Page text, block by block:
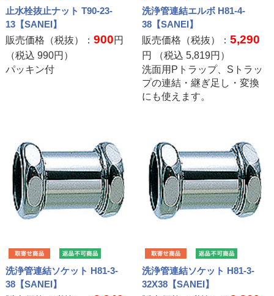
止水栓抜止ナット T90-23-
13【SANEI】
販売価格（税抜）： 900円
（税込 990円）
パッキン付
洗浄管連結エルボ H81-4-
38【SANEI】
販売価格（税抜）：5,290
円 （税込5,819円）
洗面用Pトラップ、Sトラッ
プの連結・継ぎ足し・変換
にも使えます。
洗浄管連結ソケット H81-3-
38【SANEI】
洗浄管連結ソケット H81-3-
32X38【SANEI】